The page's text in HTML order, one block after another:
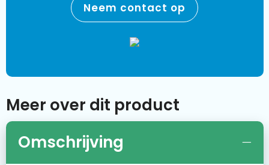
Neem contact op
Meer over dit product
Omschrijving